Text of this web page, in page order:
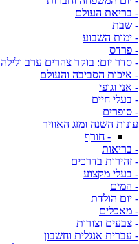
- בריאת העולם
- שבת
- ימות השבוע
- פרדס
- סדר יום: בוקר צהרים ערב ולילה
- איכות הסביבה והעולם
- אני וגופי
- בעלי חיים
- סופרים
עונות השנה ומזג האוויר
- חורף
- בריאות
- זהירות בדרכים
- בעלי מקצוע
- המים
- יום הולדת
- מאכלים
- צבעים וצורות
- עברית אנגלית וחשבון